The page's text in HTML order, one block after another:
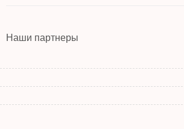
Наши партнеры